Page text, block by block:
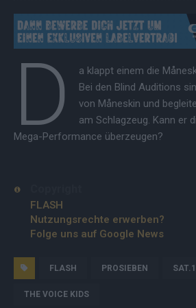
D
a klappt einem die
Bei den Blind Auditions
von Måneskin und
am Schlagzeug. Kann er
Mega-Performance überzeugen?
FLASH
Nutzungsrechte erwerben?
Folge uns auf Google News
FLASH PROSIEBEN SAT.1
THE VOICE KIDS